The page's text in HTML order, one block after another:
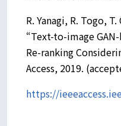
R. Yanagi, R. Togo,
“Text-to-image
Re-ranking
Access, 2019.
https://